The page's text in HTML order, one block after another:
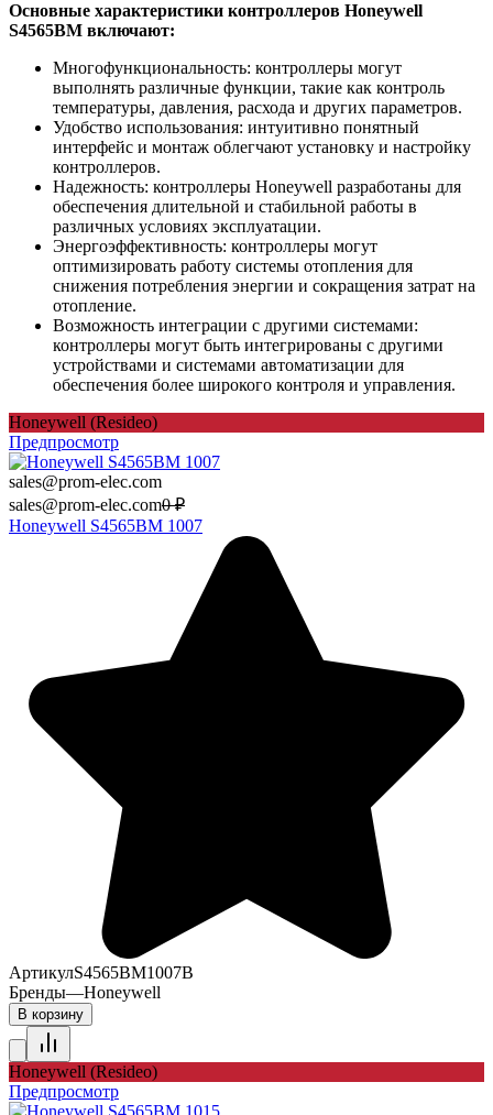
Основные характеристики контроллеров Honeywell
S4565BM включают:
Многофункциональность: контроллеры могут
выполнять различные функции, такие как контроль
температуры, давления, расхода и других параметров.
Удобство использования: интуитивно понятный
интерфейс и монтаж облегчают установку и настройку
контроллеров.
Надежность: контроллеры Honeywell разработаны для
обеспечения длительной и стабильной работы в
различных условиях эксплуатации.
Энергоэффективность: контроллеры могут
оптимизировать работу системы отопления для
снижения потребления энергии и сокращения затрат на
отопление.
Возможность интеграции с другими системами:
контроллеры могут быть интегрированы с другими
устройствами и системами автоматизации для
обеспечения более широкого контроля и управления.
Honeywell (Resideo)
Предпросмотр
sales@prom-elec.com
sales@prom-elec.com0 ₽
Honeywell S4565BM 1007
АртикулS4565BM1007B
Бренды—Honeywell
В корзину
Honeywell (Resideo)
Предпросмотр